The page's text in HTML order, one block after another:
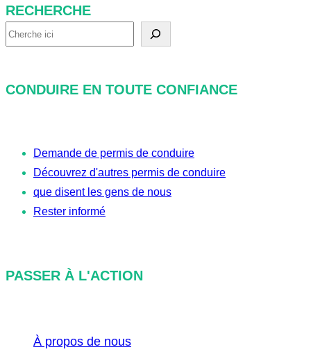
RECHERCHE
R
h
CONDUIRE EN TOUTE CONFIANCE
Demande de permis de conduire
Découvrez d'autres permis de conduire
que disent les gens de nous
Rester informé
PASSER À L'ACTION
À propos de nous